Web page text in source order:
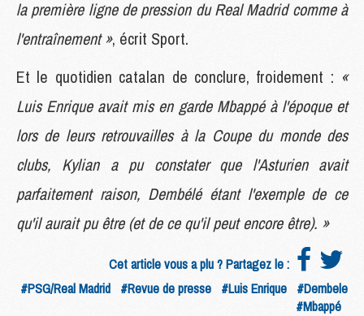
la première ligne de pression du Real Madrid comme à
l'entraînement », écrit Sport.
Et le quotidien catalan de conclure, froidement : «
Luis Enrique avait mis en garde Mbappé à l'époque et
lors de leurs retrouvailles à la Coupe du monde des
clubs, Kylian a pu constater que l'Asturien avait
parfaitement raison, Dembélé étant l'exemple de ce
qu'il aurait pu être (et de ce qu'il peut encore être). »
Cet article vous a plu ? Partagez le :
#PSG/Real Madrid #Revue de presse #Luis Enrique #Dembele
#Mbappé